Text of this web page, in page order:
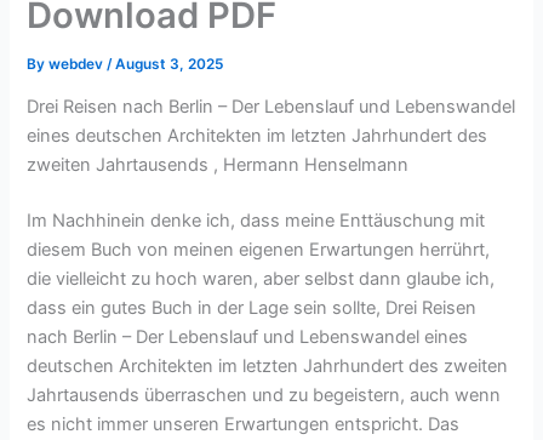
Download PDF
Bywebdev /August 3, 2025
Drei Reisen nach Berlin – Der Lebenslauf und Lebenswandel
eines deutschen Architekten im letzten Jahrhundert des
zweiten Jahrtausends , Hermann Henselmann
Im Nachhinein denke ich, dass meine Enttäuschung mit
diesem Buch von meinen eigenen Erwartungen herrührt,
die vielleicht zu hoch waren, aber selbst dann glaube ich,
dass ein gutes Buch in der Lage sein sollte, Drei Reisen
nach Berlin – Der Lebenslauf und Lebenswandel eines
deutschen Architekten im letzten Jahrhundert des zweiten
Jahrtausends überraschen und zu begeistern, auch wenn
es nicht immer unseren Erwartungen entspricht. Das